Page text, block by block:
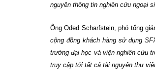
nguyên thông tin nghiên cứu ngoại
Ông Oded Scharfstein, phó tổng
cộng đồng khách hàng sử dụng
trường đại học và viện nghiên cứu
truy cập tới tất cả tài nguyên thư